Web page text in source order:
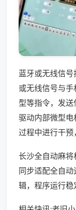
蓝牙或无线信
或无线信号与
型等指令，发
驱动内部微型
过程中进行干预
长沙全自动麻将
同步适配全自
辑，程序运行稳